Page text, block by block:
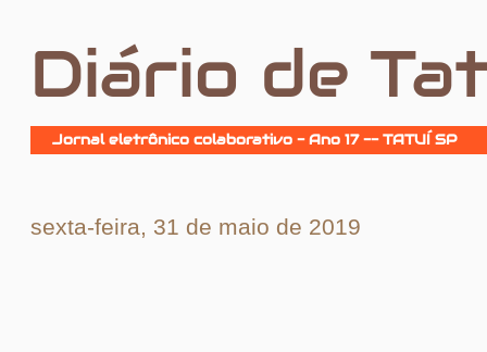
Diário de
Jornal eletrônico colaborativo - Ano 17 -- TATUÍ SP
sexta-feira, 31 de maio de 2019